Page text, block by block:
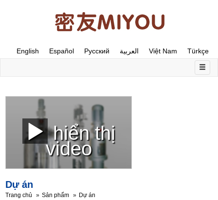
English Español Русский العربية Việt Nam Türkçe
hiển thị
video
Dự án
Trang chủ Sản phẩm Dự án